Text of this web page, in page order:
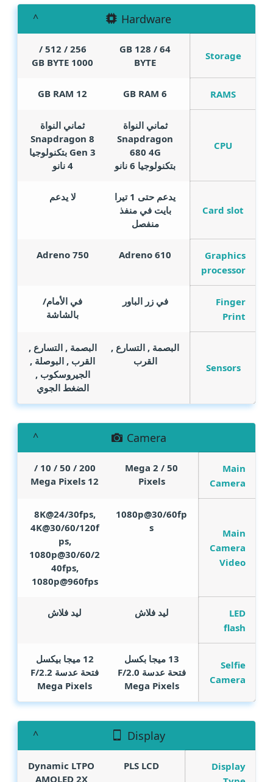
Hardware
Storage
64 / 128
GB
BYTE
256 / 512 /
1000
GB BYTE
RAMS
6
GB RAM
12
GB RAM
CPU
ثماني النواة
Snapdragon
680 4G
بتكنولوجيا 6 نانو
ثماني النواة
Snapdragon 8
Gen 3 بتكنولوجيا
4 نانو
Card slot
يدعم حتى 1 تيرا
بايت في منفذ
منفصل
لا يدعم
Graphics
processor
Adreno 610
Adreno 750
Finger
Print
في زر الباور
في الأمام/
بالشاشة
Sensors
البصمة , التسارع ,
القرب
البصمة , التسارع ,
القرب , البوصلة ,
الجيروسكوب ,
الضغط الجوي
Camera
Main
Camera
50 / 2
Mega
Pixels
200 / 50 / 10 /
12
Mega Pixels
Main
Camera
Video
1080p@30/60fp
s
8K@24/30fps,
4K@30/60/120f
ps,
1080p@30/60/2
40fps,
1080p@960fps
LED
flash
ليد فلاش ليد فلاش
Selfie
Camera
13 ميجا بكسل
فتحة عدسة F/2.0
Mega Pixels
12 ميجا بيكسل
فتحة عدسة F/2.2
Mega Pixels
Display
Display
PLS LCD
Dynamic LTPO
AMOLED 2X